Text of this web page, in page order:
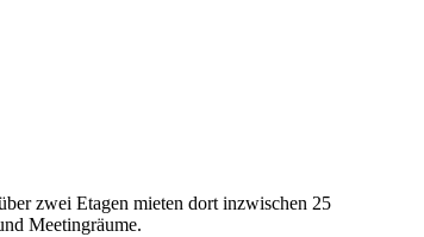
zwei Etagen mieten dort inzwischen 25
Meetingräume.